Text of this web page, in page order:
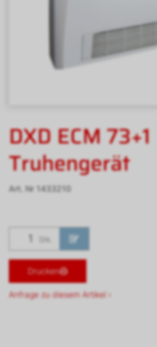
DXD ECM 73+1
Truhengerät
Art. Nr 1433210
Stk.
Drucken
Anfrage zu diesem Artikel ›